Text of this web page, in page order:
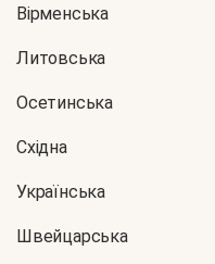
Вірменська
Литовська
Осетинська
Східна
Українська
Швейцарська